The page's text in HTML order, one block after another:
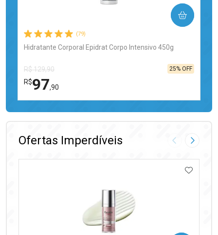
(79)
Hidratante Corporal Epidrat Corpo Intensivo 450g
R$ 129,90
R$97,90
25% OFF
COMPRAR
FECHAR
FECHAR
Ofertas Imperdíveis Imagem